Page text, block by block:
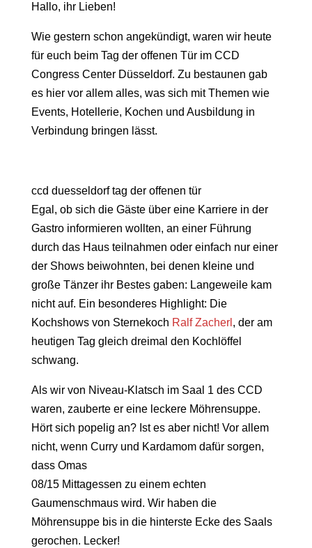
Hallo, ihr Lieben!
Wie gestern schon angekündigt, waren wir heute
für euch beim Tag der offenen Tür im CCD
Congress Center Düsseldorf. Zu bestaunen gab
es hier vor allem alles, was sich mit Themen wie
Events, Hotellerie, Kochen und Ausbildung in
Verbindung bringen lässt.
ccd duesseldorf tag der offenen tür
Egal, ob sich die Gäste über eine Karriere in der
Gastro informieren wollten, an einer Führung
durch das Haus teilnahmen oder einfach nur einer
der Shows beiwohnten, bei denen kleine und
große Tänzer ihr Bestes gaben: Langeweile kam
nicht auf. Ein besonderes Highlight: Die
Kochshows von Sternekoch Ralf Zacherl , der am
heutigen Tag gleich dreimal den Kochlöffel
schwang.
Als wir von Niveau-Klatsch im Saal 1 des CCD
waren, zauberte er eine leckere Möhrensuppe.
Hört sich popelig an? Ist es aber nicht! Vor allem
nicht, wenn Curry und Kardamom dafür sorgen,
dass Omas
08/15 Mittagessen zu einem echten
Gaumenschmaus wird. Wir haben die
Möhrensuppe bis in die hinterste Ecke des Saals
gerochen. Lecker!